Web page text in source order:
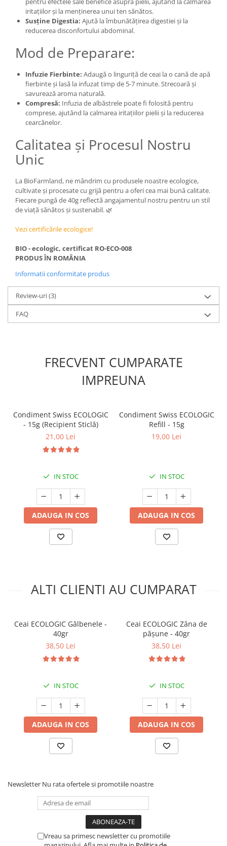
iritațiilor și la menținerea unui ten sănătos.
Susține Digestia: Ajută la îmbunătățirea digestiei și la
reducerea disconfortului abdominal.
Mod de Preparare:
Infuzie Fierbinte: Adaugă o linguriță de ceai la o cană de apă
fierbinte și lasă la infuzat timp de 5-7 minute. Strecoară și
savurează aroma naturală.
Compresă: Infuzia de albăstrele poate fi folosită pentru
comprese, ajutând la calmarea iritațiilor pielii și la reducerea
cearcănelor.
Calitatea și Procesul Nostru
Unic
La BioFarmland, ne mândrim cu produsele noastre ecologice,
cultivate și procesate cu grijă pentru a oferi cea mai bună calitate.
Fiecare pungă de 40g reflectă angajamentul nostru pentru un stil
de viață sănătos și sustenabil. 🌿
Vezi certificările ecologice!
BIO - ecologic, certificat RO-ECO-008
PRODUS ÎN ROMÂNIA
Informatii conformitate produs
Review-uri(3)
FAQ
FRECVENT CUMPARATE
IMPREUNA
Condiment Swiss ECOLOGIC
- 15g (Recipient Sticlă)
21,00 Lei
IN STOC
ADAUGA IN COS
Condiment Swiss ECOLOGIC
Refill - 15g
19,00 Lei
IN STOC
ADAUGA IN COS
ALTI CLIENTI AU CUMPARAT
Ceai ECOLOGIC Gălbenele -
40gr
38,50 Lei
IN STOC
ADAUGA IN COS
Ceai ECOLOGIC Zâna de
pășune - 40gr
38,50 Lei
IN STOC
ADAUGA IN COS
Newsletter Nu rata ofertele si promotiile noastre
Vreau sa primesc newsletter cu promotiile